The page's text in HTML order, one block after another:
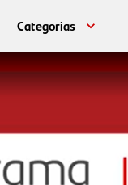
Categorias